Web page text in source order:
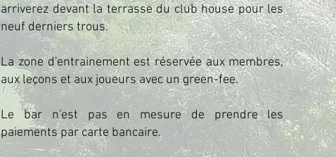
arriverez devant la terrasse du club house pour les
neuf derniers trous.
La zone d'entrainement est réservée aux membres,
aux leçons et aux joueurs avec un green-fee.
Le bar n'est pas en mesure de prendre les
paiements par carte bancaire.